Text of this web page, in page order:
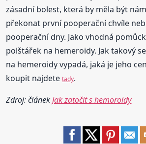
zásadní bolest, která by měla být
překonat první pooperační chvíle
pooperační dny. Jako vhodná
polštářek na hemeroidy. Jak takový
na hemeroidy vypadá, jaká je jeho
koupit najdetetady.
Zdroj: článekJak zatočit s hemoroidy